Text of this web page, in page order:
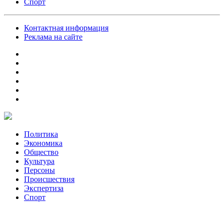
Спорт
Контактная информация
Реклама на сайте
Политика
Экономика
Общество
Культура
Персоны
Происшествия
Экспертиза
Спорт